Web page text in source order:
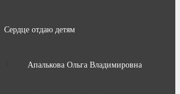
Сердце отдаю детям
Апалькова Ольга Владимировна